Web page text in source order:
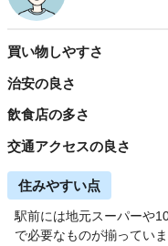
買い物しやすさ
治安の良さ
飲食店の多さ
交通アクセスの良さ
住みやすい点
駅前には地元スーパーや
で必要なものが揃ってい